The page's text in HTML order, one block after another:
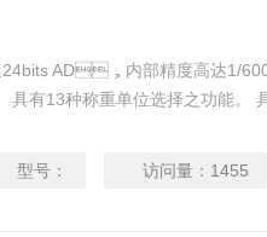
AD，内部精度高达1/600
。 具有13种称重单位选择之功能
型号： 访问量： 1455